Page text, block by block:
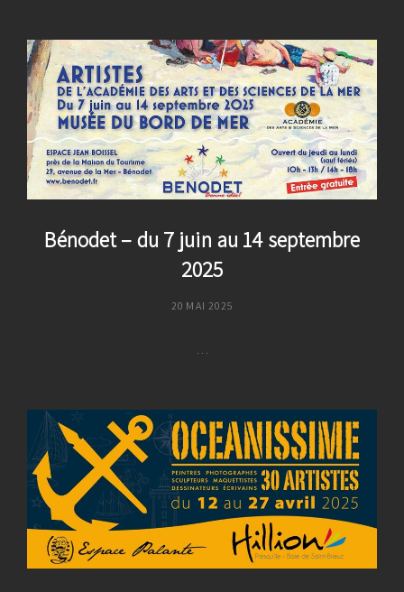
Quay-
Portrieux
2026
–
Du
26
Août
Sept
2026
Bénodet – du 7 juin au 14 septembre
2025
POSTED
20 MAI 2025
…
Du
7
Juin
Au
14
Septembre
2025